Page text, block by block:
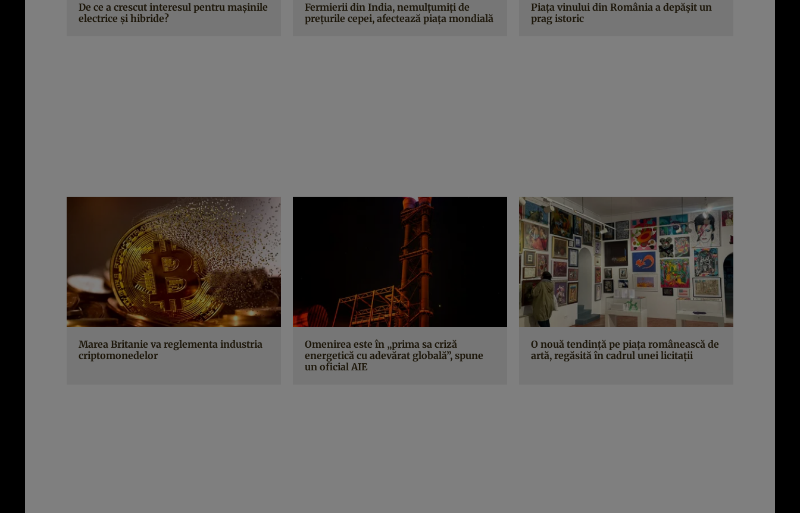
De ce a crescut interesul pentru mașinile
electrice și hibride?
Fermierii din India, nemulțumiți de
prețurile cepei, afectează piața mondială
Piața vinului din România a depășit un
prag istoric
Marea Britanie va reglementa industria
criptomonedelor
Omenirea este în „prima sa criză
energetică cu adevărat globală”, spune
un oficial AIE
O nouă tendință pe piața românească de
artă, regăsită în cadrul unei licitații